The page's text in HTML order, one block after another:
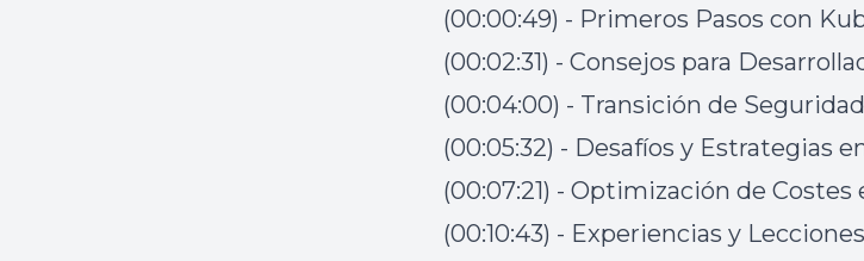
(00:00:49) - Primeros Pasos con
(00:02:31) - Consejos para
(00:04:00) - Transición de
(00:05:32) - Desafíos y Estrategias
(00:07:21) - Optimización de Costes
(00:10:43) - Experiencias y